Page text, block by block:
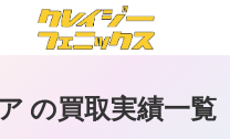
の買取実績一覧